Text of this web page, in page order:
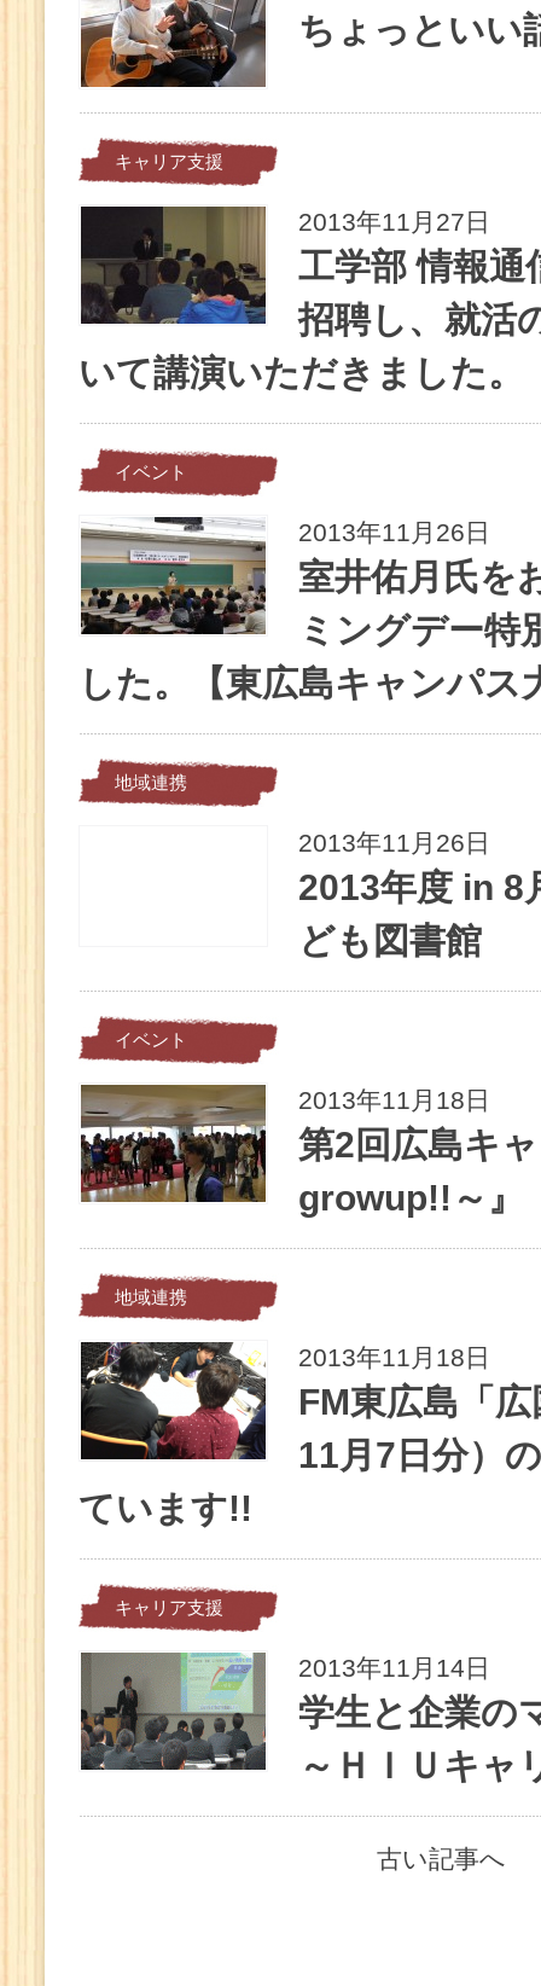
ちょっといい
キャリア支援
2013年11月27日
工学部 情報通
招聘し、就活
いて講演いただきました。
イベント
2013年11月26日
室井佑月氏を
ミングデー特
した。【東広島キャンパ
地域連携
2013年11月26日
2013年度 in 8
ども図書館
イベント
2013年11月18日
第2回広島キ
growup!!～』
地域連携
2013年11月18日
FM東広島「
11月7日分）
ています!!
キャリア支援
2013年11月14日
学生と企業の
～ＨＩＵキャ
古い記事へ